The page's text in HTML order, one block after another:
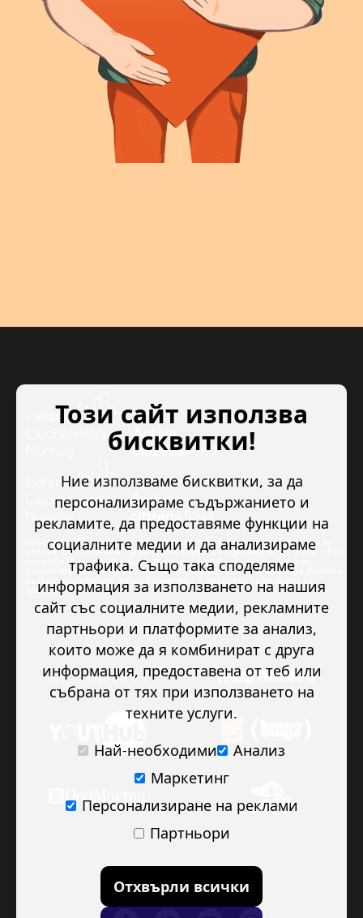
Проектът “Младежкото доброволчество в подкрепа на правата на
човека” се изпълнява с финансова подкрепа в размер на 89 978.50 евро,
предоставена от Исландия, Лихтенщайн и Норвегия по линия на
Финансовия механизъм на ЕИП. Основната цел на проекта е да укрепи и
развие младежкото доброволчество в подкрепа на правата на
човека.
Този сайт използва
бисквитки!
Ние използваме бисквитки, за да
персонализираме съдържанието и
рекламите, да предоставяме функции на
социалните медии и да анализираме
трафика. Също така споделяме
информация за използването на нашия
сайт със социалните медии, рекламните
партньори и платформите за анализ,
които може да я комбинират с друга
информация, предоставена от теб или
събрана от тях при използването на
техните услуги.
Най-необходими
Анализ
Маркетинг
Персонализиране на реклами
Партньори
Отхвърли всички